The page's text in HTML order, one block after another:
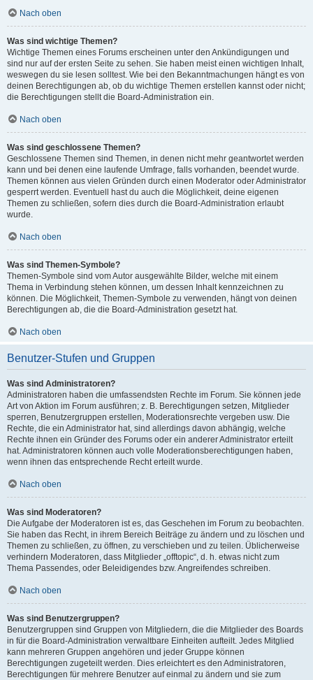
Nach oben
Was sind wichtige Themen?
Wichtige Themen eines Forums erscheinen unter den Ankündigungen und
sind nur auf der ersten Seite zu sehen. Sie haben meist einen wichtigen Inhalt,
weswegen du sie lesen solltest. Wie bei den Bekanntmachungen hängt es von
deinen Berechtigungen ab, ob du wichtige Themen erstellen kannst oder nicht;
die Berechtigungen stellt die Board-Administration ein.
Nach oben
Was sind geschlossene Themen?
Geschlossene Themen sind Themen, in denen nicht mehr geantwortet werden
kann und bei denen eine laufende Umfrage, falls vorhanden, beendet wurde.
Themen können aus vielen Gründen durch einen Moderator oder Administrator
gesperrt werden. Eventuell hast du auch die Möglichkeit, deine eigenen
Themen zu schließen, sofern dies durch die Board-Administration erlaubt
wurde.
Nach oben
Was sind Themen-Symbole?
Themen-Symbole sind vom Autor ausgewählte Bilder, welche mit einem
Thema in Verbindung stehen können, um dessen Inhalt kennzeichnen zu
können. Die Möglichkeit, Themen-Symbole zu verwenden, hängt von deinen
Berechtigungen ab, die die Board-Administration gesetzt hat.
Nach oben
Benutzer-Stufen und Gruppen
Was sind Administratoren?
Administratoren haben die umfassendsten Rechte im Forum. Sie können jede
Art von Aktion im Forum ausführen; z. B. Berechtigungen setzen, Mitglieder
sperren, Benutzergruppen erstellen, Moderationsrechte vergeben usw. Die
Rechte, die ein Administrator hat, sind allerdings davon abhängig, welche
Rechte ihnen ein Gründer des Forums oder ein anderer Administrator erteilt
hat. Administratoren können auch volle Moderationsberechtigungen haben,
wenn ihnen das entsprechende Recht erteilt wurde.
Nach oben
Was sind Moderatoren?
Die Aufgabe der Moderatoren ist es, das Geschehen im Forum zu beobachten.
Sie haben das Recht, in ihrem Bereich Beiträge zu ändern und zu löschen und
Themen zu schließen, zu öffnen, zu verschieben und zu teilen. Üblicherweise
verhindern Moderatoren, dass Mitglieder „offtopic“, d. h. etwas nicht zum
Thema Passendes, oder Beleidigendes bzw. Angreifendes schreiben.
Nach oben
Was sind Benutzergruppen?
Benutzergruppen sind Gruppen von Mitgliedern, die die Mitglieder des Boards
in für die Board-Administration verwaltbare Einheiten aufteilt. Jedes Mitglied
kann mehreren Gruppen angehören und jeder Gruppe können
Berechtigungen zugeteilt werden. Dies erleichtert es den Administratoren,
Berechtigungen für mehrere Benutzer auf einmal zu ändern und sie zum